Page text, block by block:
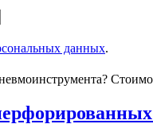
данных.